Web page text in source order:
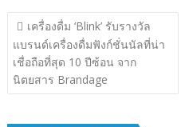
o
k
e
b
o
o
itt
er
e m
bl e
n
แนะแนว
เรื่อง
เครื่องดื่ม ‘Blink’ รับรางวัล
แบรนด์เครื่องดื่มฟังก์ชั่นนัลที่น่า
เชื่อถือที่สุด 10 ปีซ้อน จาก
นิตยสาร Brandage